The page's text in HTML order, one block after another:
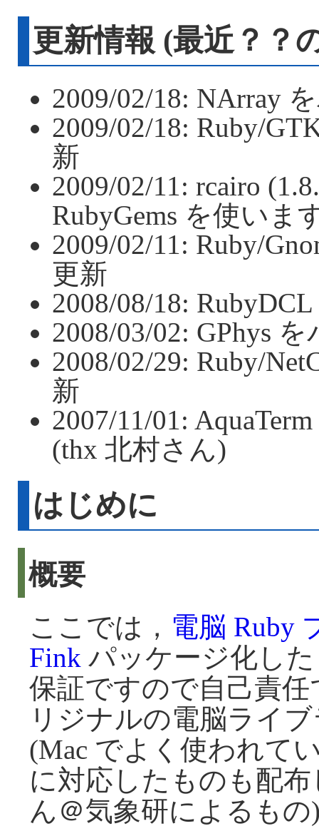
更新情報 (最近？？
2009/02/18: NArray
2009/02/18: Ruby/
新
2009/02/11: rcairo
RubyGems を使いま
2009/02/11: Ruby/
更新
2008/08/18:
2008/03/02: GPhys
2008/02/29: Ruby/
新
2007/11/01:
(thx 北村さん)
はじめに
概要
ここでは， 電脳 Ruby
Fink パッケージ化し
保証ですので自己責
リジナルの電脳ライ
(Mac でよく使われて
に対応したものも配
ん＠気象研によるもの